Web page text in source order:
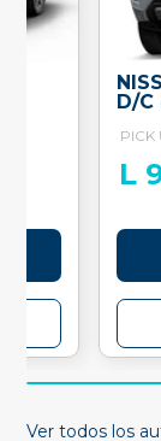
D/
PICK
L
Ver todos los